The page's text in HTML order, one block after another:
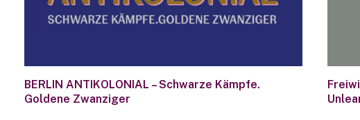
BERLIN ANTIKOLONIAL – Schwarze Kämpfe.
Goldene Zwanziger